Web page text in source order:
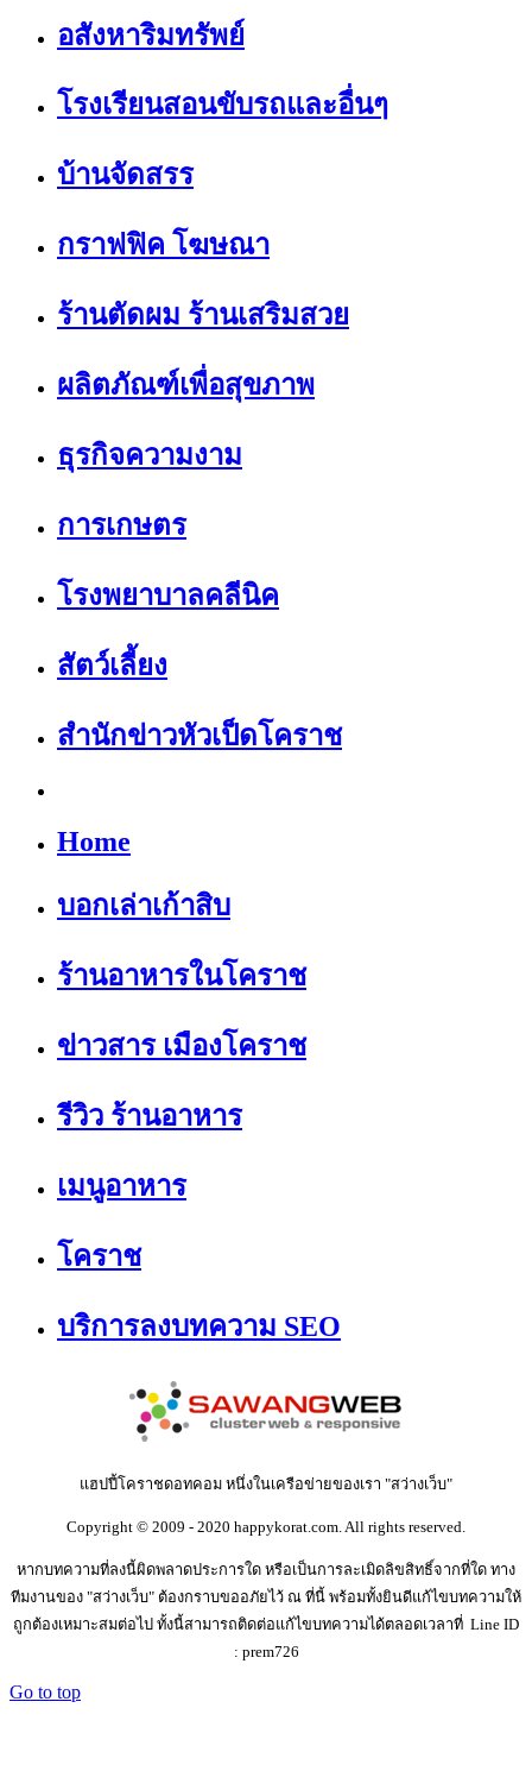
อสังหาริมทรัพย์
โรงเรียนสอนขับรถและอื่นๆ
บ้านจัดสรร
กราฟฟิค โฆษณา
ร้านตัดผม ร้านเสริมสวย
ผลิตภัณฑ์เพื่อสุขภาพ
ธุรกิจความงาม
การเกษตร
โรงพยาบาลคลีนิค
สัตว์เลี้ยง
สำนักข่าวหัวเป็ดโคราช
Home
บอกเล่าเก้าสิบ
ร้านอาหารในโคราช
ข่าวสาร เมืองโคราช
รีวิว ร้านอาหาร
เมนูอาหาร
โคราช
บริการลงบทความ SEO
แฮปปี้โคราชดอทคอม หนึ่งในเครือข่ายของเรา "สว่างเว็บ"
Copyright © 2009 - 2020 happykorat.com. All rights reserved.
หากบทความที่ลงนี้ผิดพลาดประการใด หรือเป็นการละเมิดลิขสิทธิ์จากที่ใด ทาง
ทีมงานของ "สว่างเว็บ" ต้องกราบขออภัยไว้ ณ ที่นี้ พร้อมทั้งยินดีแก้ไขบทความให้
ถูกต้องเหมาะสมต่อไป ทั้งนี้สามารถติดต่อแก้ไขบทความได้ตลอดเวลาที่ Line ID
: prem726
Go to top